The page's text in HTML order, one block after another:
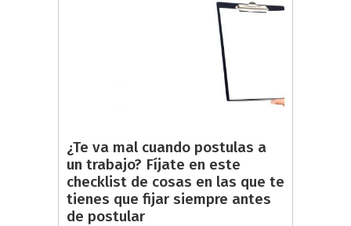
¿Te va mal cuando postulas a
un trabajo? Fíjate en este
checklist de cosas en las que te
tienes que fijar siempre antes
de postular